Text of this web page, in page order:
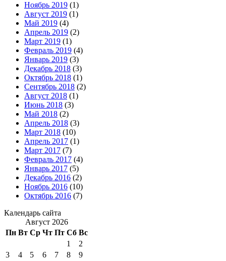
Ноябрь 2019 (1)
Август 2019 (1)
Май 2019 (4)
Апрель 2019 (2)
Март 2019 (1)
Февраль 2019 (4)
Январь 2019 (3)
Декабрь 2018 (3)
Октябрь 2018 (1)
Сентябрь 2018 (2)
Август 2018 (1)
Июнь 2018 (3)
Май 2018 (2)
Апрель 2018 (3)
Март 2018 (10)
Апрель 2017 (1)
Март 2017 (7)
Февраль 2017 (4)
Январь 2017 (5)
Декабрь 2016 (2)
Ноябрь 2016 (10)
Октябрь 2016 (7)
Календарь сайта
Август 2026
Пн Вт Ср Чт Пт Сб Вс
1
2
3
4 5 6 7 8
9